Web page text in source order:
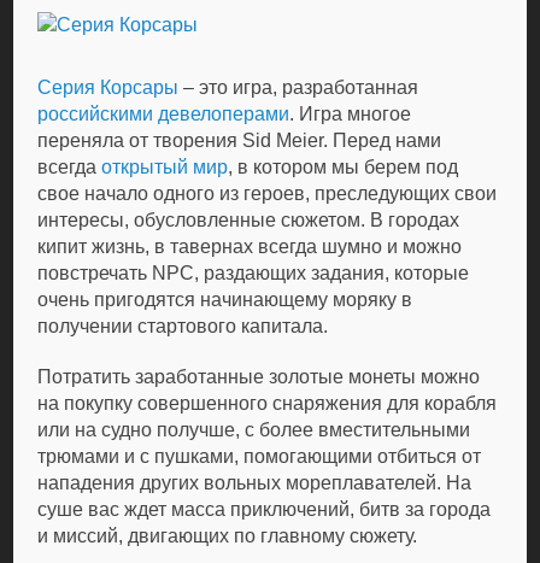
Серия Корсары – это игра, разработанная
российскими девелоперами. Игра многое
переняла от творения Sid Meier. Перед нами
всегдаоткрытый мир, в котором мы берем под
свое начало одного из героев, преследующих свои
интересы, обусловленные сюжетом. В городах
кипит жизнь, в тавернах всегда шумно и можно
повстречать NPC, раздающих задания, которые
очень пригодятся начинающему моряку в
получении стартового капитала.
Потратить заработанные золотые монеты можно
на покупку совершенного снаряжения для корабля
или на судно получше, с более вместительными
трюмами и с пушками, помогающими отбиться от
нападения других вольных мореплавателей. На
суше вас ждет масса приключений, битв за города
и миссий, двигающих по главному сюжету.